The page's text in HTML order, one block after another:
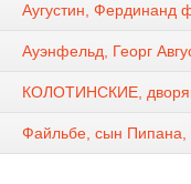
Аугустин, Фердинанд
Ауэнфельд, Георг
КОЛОТИНСКИЕ,
Файльбе, сын Пипана,